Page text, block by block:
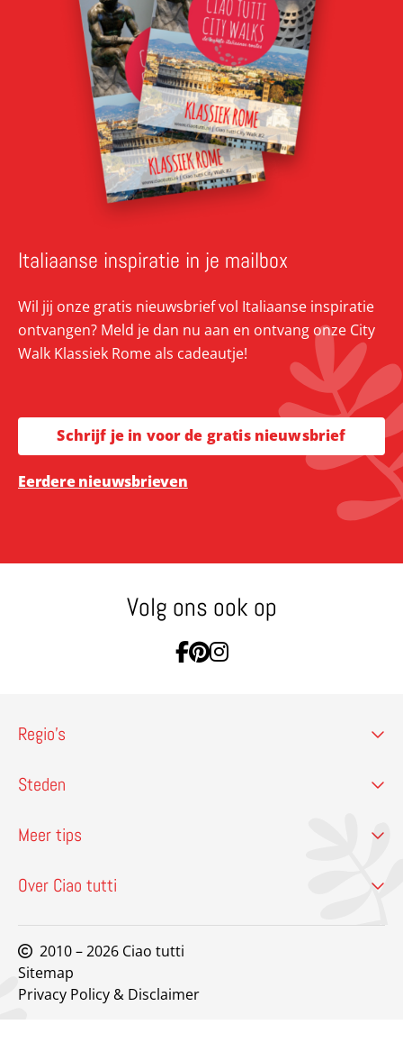
Italiaanse inspiratie in je mailbox
Wil jij onze gratis nieuwsbrief vol Italiaanse inspiratie
ontvangen? Meld je dan nu aan en ontvang onze City
Walk Klassiek Rome als cadeautje!
Schrijf je in voor de gratis nieuwsbrief
Eerdere nieuwsbrieven
Volg ons ook op
Ga naar Facebook
Ga naar Pinterest
Ga naar Instagram
Regio’s
Steden
Meer tips
Over Ciao tutti
2010 – 2026 Ciao tutti
Sitemap
Privacy Policy & Disclaimer